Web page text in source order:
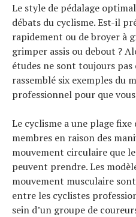
Le style de pédalage
débats du cyclisme. Est-il
rapidement ou de broyer à
grimper assis ou debout ?
études ne sont toujours
rassemblé six exemples du
professionnel pour que vous
Le cyclisme a une plage fixe
membres en raison des
mouvement circulaire que
peuvent prendre. Les
mouvement musculaire
entre les cyclistes
sein d’un groupe de